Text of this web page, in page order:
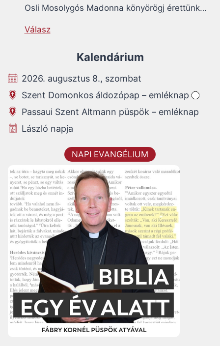
Osli Mosolygós Madonna könyörögj érettünk…
Válasz
Kalendárium
2026. augusztus 8., szombat
Szent Domonkos áldozópap – emléknap
Passaui Szent Altmann püspök – emléknap
László napja
NAPI EVANGÉLIUM